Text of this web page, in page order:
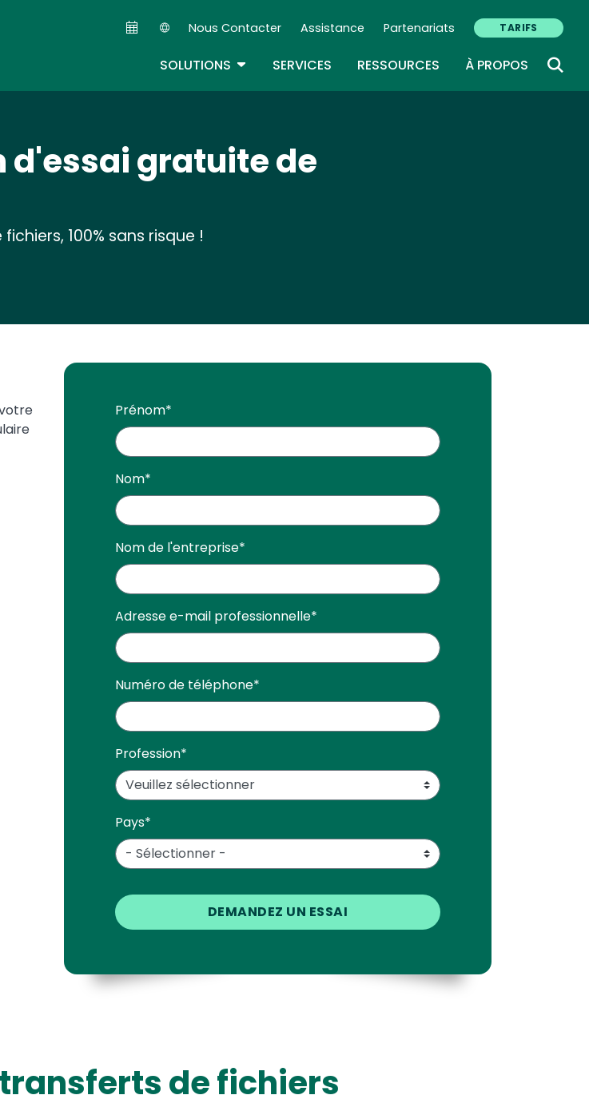
Secondary Navigation (FR)
Nous Contacter Assistance Partenariats TARIFS
SOLUTIONS TOGGLE DROPDOWN
SERVICES RESSOURCES À PROPOS
d'essai gratuite de
100% sans risque !
Prénom*
Nom*
Nom de l'entreprise*
Adresse e-mail professionnelle*
Numéro de téléphone*
Profession*
Pays*
de fichiers